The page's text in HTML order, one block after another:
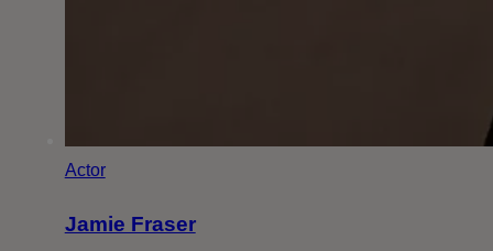
Actor
Jamie Fraser